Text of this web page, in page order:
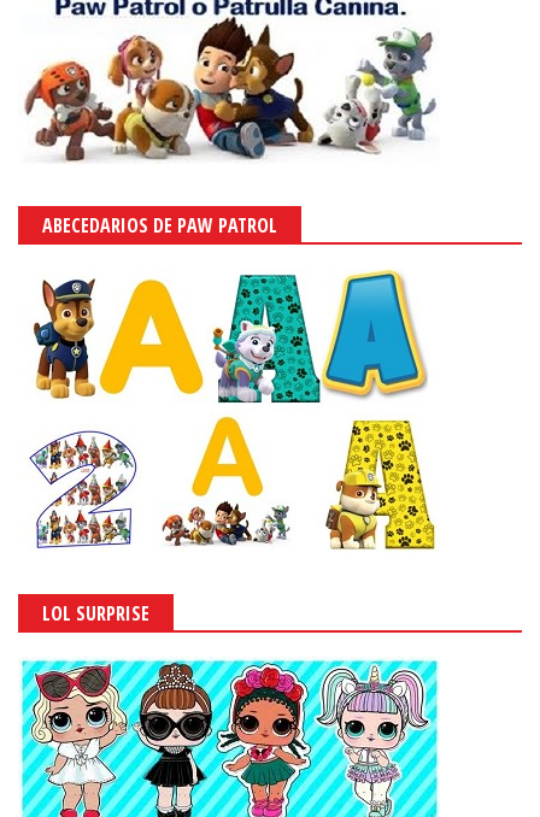
ABECEDARIOS DE PAW PATROL
LOL SURPRISE